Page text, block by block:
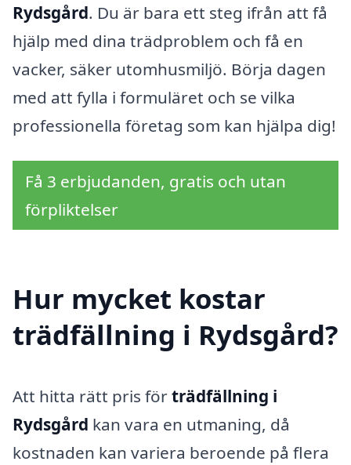
Rydsgård. Du är bara ett steg ifrån att få
hjälp med dina trädproblem och få en
vacker, säker utomhusmiljö. Börja dagen
med att fylla i formuläret och se vilka
professionella företag som kan hjälpa dig!
Få 3 erbjudanden, gratis och utan
förpliktelser
Hur mycket kostar
trädfällning i Rydsgård?
Att hitta rätt pris förträdfällning i
Rydsgård kan vara en utmaning, då
kostnaden kan variera beroende på flera